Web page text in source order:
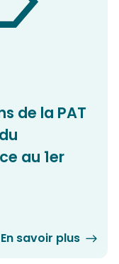
de la PAT
au 1er
En savoir plus